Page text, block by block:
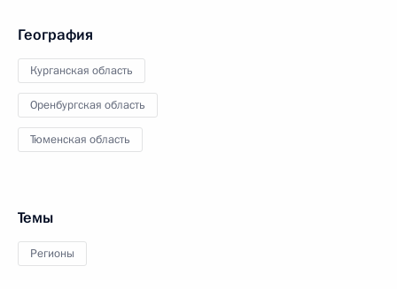
География
Курганская область
Оренбургская область
Тюменская область
Темы
Регионы